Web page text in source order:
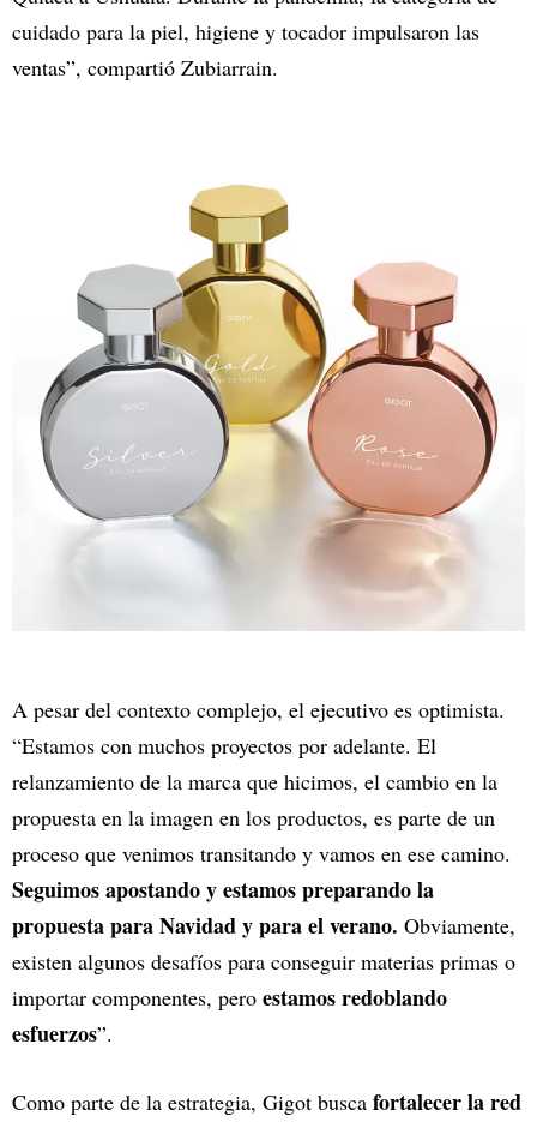
cuidado para la piel, higiene y tocador impulsaron las
ventas”, compartió Zubiarrain.
A pesar del contexto complejo, el ejecutivo es optimista.
“Estamos con muchos proyectos por adelante. El
relanzamiento de la marca que hicimos, el cambio en la
propuesta en la imagen en los productos, es parte de un
proceso que venimos transitando y vamos en ese camino.
Seguimos apostando y estamos preparando la
propuesta para Navidad y para el verano. Obviamente,
existen algunos desafíos para conseguir materias primas o
importar componentes, pero estamos redoblando
esfuerzos”.
Como parte de la estrategia, Gigot busca fortalecer la red